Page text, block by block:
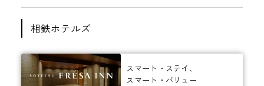
相鉄ホテルズ
スマート・ステイ、
スマート・バリュー